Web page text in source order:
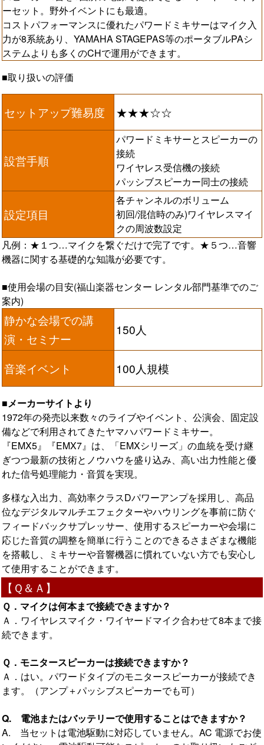
ーセット。野外イベントにも最適。
コストパフォーマンスに優れたパワードミキサーはマイク入
力が8系統あり、YAMAHA STAGEPAS等のポータブルPAシ
ステムよりも多くのCHで運用ができます。
■取り扱いの評価
セットアップ難易度 ★★★☆☆
設営手順
パワードミキサーとスピーカーの
接続
ワイヤレス受信機の接続
パッシブスピーカー同士の接続
設定項目
各チャンネルのボリューム
初回/混信時のみ)ワイヤレスマイ
クの周波数設定
凡例：★１つ…マイクを繋ぐだけで完了です。★５つ…音響
機器に関する基礎的な知識が必要です。
■使用会場の目安(福山楽器センター レンタル部門基準でのご
案内)
静かな会場での講
演・セミナー
150人
音楽イベント 100人規模
■メーカーサイトより
1972年の発売以来数々のライブやイベント、公演会、固定設
備などで利用されてきたヤマハパワードミキサー。
『EMX5』『EMX7』は、「EMXシリーズ」の血統を受け継
ぎつつ最新の技術とノウハウを盛り込み、高い出力性能と優
れた信号処理能力・音質を実現。
多様な入出力、高効率クラスDパワーアンプを採用し、高品
位なデジタルマルチエフェクターやハウリングを事前に防ぐ
フィードバックサプレッサー、使用するスピーカーや会場に
応じた音質の調整を簡単に行うことのできるさまざまな機能
を搭載し、ミキサーや音響機器に慣れていない方でも安心し
て使用することができます。
【Ｑ＆Ａ】
Ｑ．マイクは何本まで接続できますか？
Ａ．ワイヤレスマイク・ワイヤードマイク合わせて8本まで接
続できます。
Ｑ．モニタースピーカーは接続できますか？
Ａ．はい。パワードタイプのモニタースピーカーが接続でき
ます。（アンプ＋パッシブスピーカーでも可）
Q. 電池またはバッテリーで使用することはできますか？
A. 当セットは電池駆動に対応していません。AC 電源でお使